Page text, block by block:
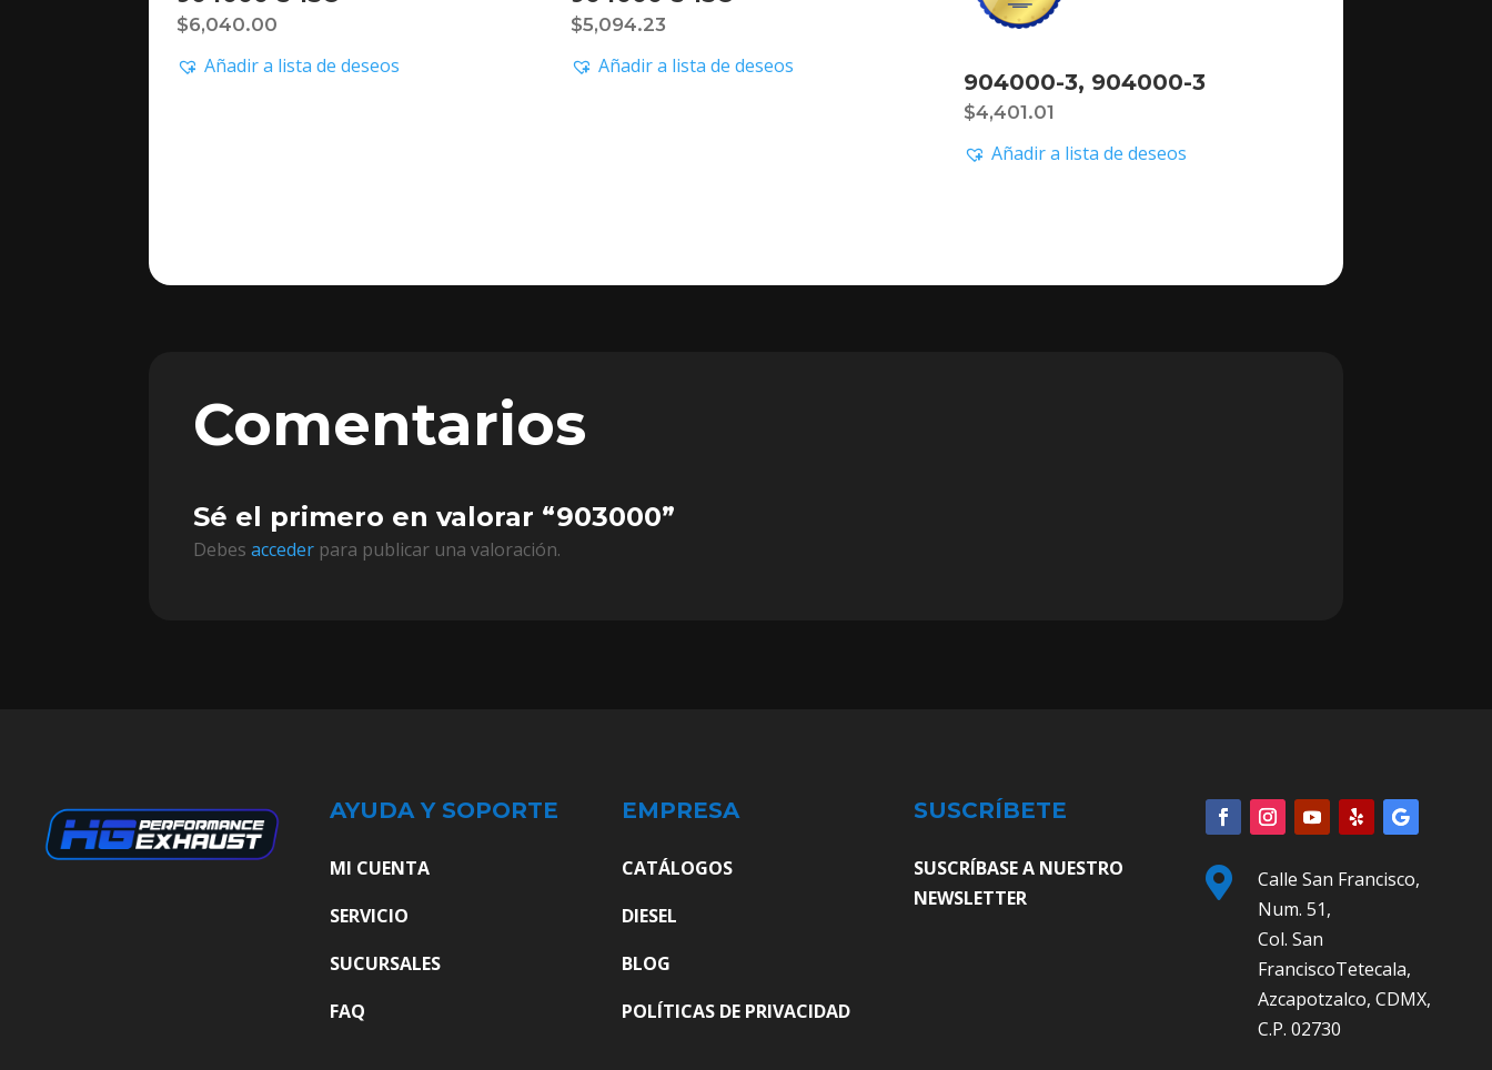
$6,040.00
Añadir a lista de deseos
$5,094.23
Añadir a lista de deseos
904000-3, 904000-3
$4,401.01
Añadir a lista de deseos
Comentarios
Sé el primero en valorar “903000”
Debesacceder para publicar una valoración.
AYUDA Y SOPORTE
MI CUENTA
SERVICIO
SUCURSALES
FAQ
EMPRESA
CATÁLOGOS
DIESEL
BLOG
POLÍTICAS DE PRIVACIDAD
SUSCRÍBETE
SUSCRÍBASE A NUESTRO
NEWSLETTER

Calle San Francisco,
Num. 51,
Col. San
FranciscoTetecala,
Azcapotzalco, CDMX,
C.P. 02730